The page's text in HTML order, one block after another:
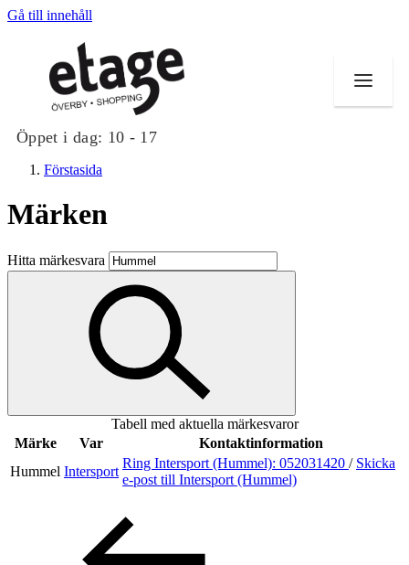
Gå till innehåll
Öppet i dag: 10 - 17
Butiker
Mat och dryck
Evenemang
Erbjudanden
Inspiration
Förstasida
Märken
Hitta märkesvara
Tabell med aktuella märkesvaror
Märke
Var
Kontaktinformation
Hummel Intersport
Ring Intersport (Hummel): 052031420 / Skicka
e-post till Intersport (Hummel)